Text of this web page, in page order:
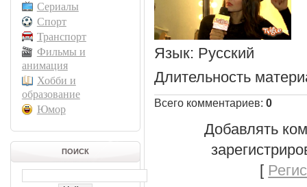
Сериалы
Спорт
Транспорт
Фильмы и
анимация
Хобби и
образование
Юмор
ПОИСК
Язык: Русский
Длительность
Всего комментариев: 0
Добавлять
[